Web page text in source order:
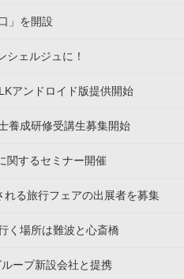
」を開設
シェルジュに！
アンドロイド版提供開始
養成研修受講生募集開始
関するセミナー開催
る旅行フェアの出展者を募集
く場所は難波と心斎橋
ープ新設会社と提携